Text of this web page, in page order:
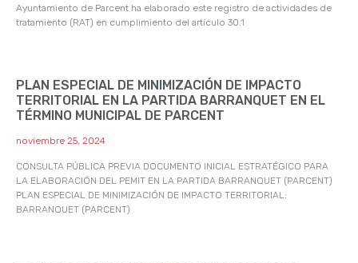
Ayuntamiento de Parcent ha elaborado este registro de actividades de
tratamiento (RAT) en cumplimiento del artículo 30.1
PLAN ESPECIAL DE MINIMIZACIÓN DE IMPACTO
TERRITORIAL EN LA PARTIDA BARRANQUET EN EL
TÉRMINO MUNICIPAL DE PARCENT
noviembre 25, 2024
CONSULTA PÚBLICA PREVIA DOCUMENTO INICIAL ESTRATÉGICO PARA
LA ELABORACIÓN DEL PEMIT EN LA PARTIDA BARRANQUET (PARCENT)
PLAN ESPECIAL DE MINIMIZACIÓN DE IMPACTO TERRITORIAL:
BARRANQUET (PARCENT)